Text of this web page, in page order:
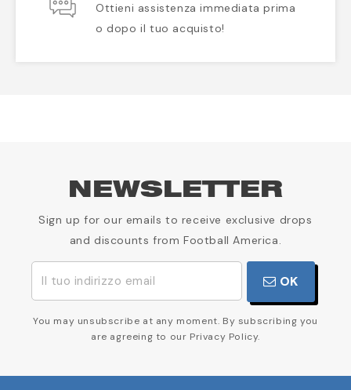
Ottieni assistenza immediata prima
o dopo il tuo acquisto!
NEWSLETTER
Sign up for our emails to receive exclusive drops
and discounts from Football America.
OK
You may unsubscribe at any moment. By subscribing you
are agreeing to our Privacy Policy.